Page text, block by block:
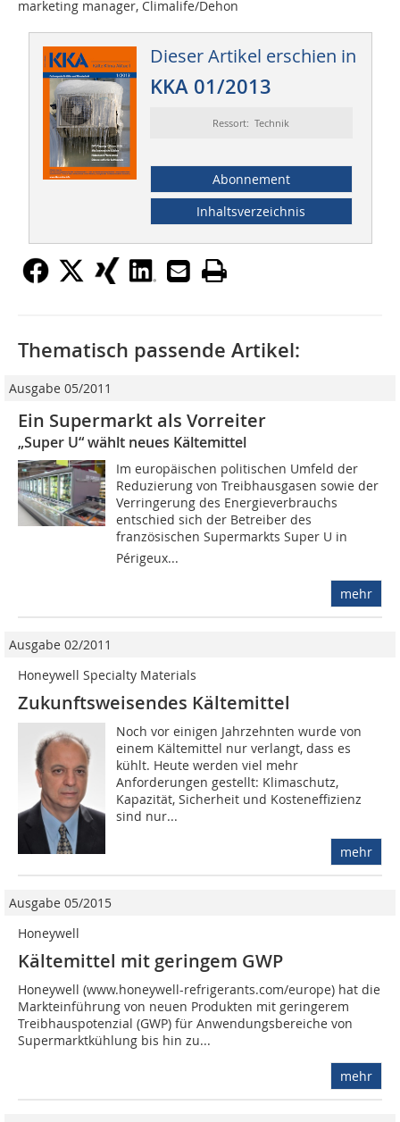
marketing manager, Climalife/Dehon
Dieser Artikel erschien in
KKA 01/2013
Ressort: Technik
Abonnement
Inhaltsverzeichnis
Thematisch passende Artikel:
Ausgabe 05/2011
Ein Supermarkt als Vorreiter
„Super U“ wählt neues Kältemittel
Im europäischen politischen Umfeld der
Reduzierung von Treibhausgasen sowie der
Verringerung des Energieverbrauchs
entschied sich der Betreiber des
französischen Supermarkts Super U in
Périgeux...
mehr
Ausgabe 02/2011
Honeywell Specialty Materials
Zukunftsweisendes Kältemittel
Noch vor einigen Jahrzehnten wurde von
einem Kältemittel nur verlangt, dass es
kühlt. Heute werden viel mehr
Anforderungen gestellt: Klimaschutz,
Kapazität, Sicherheit und Kosteneffizienz
sind nur...
mehr
Ausgabe 05/2015
Honeywell
Kältemittel mit geringem GWP
Honeywell (www.honeywell-refrigerants.com/europe) hat die
Markteinführung von neuen Produkten mit geringerem
Treibhauspotenzial (GWP) für Anwendungsbereiche von
Supermarktkühlung bis hin zu...
mehr